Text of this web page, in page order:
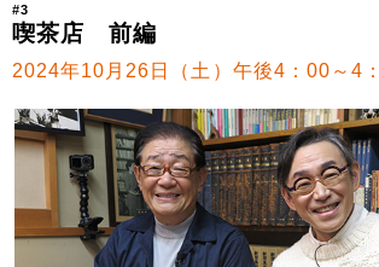
#3
喫茶店 前編
2024年10月26日（土）午後4：00～4